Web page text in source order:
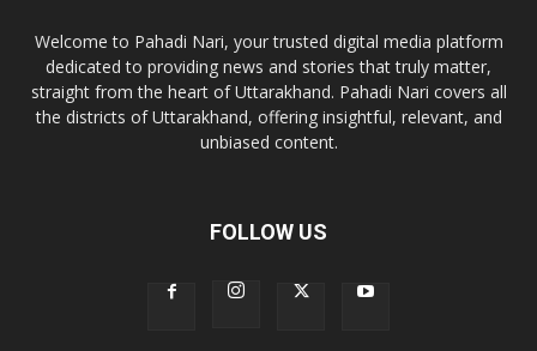
Welcome to Pahadi Nari, your trusted digital media platform
dedicated to providing news and stories that truly matter,
straight from the heart of Uttarakhand. Pahadi Nari covers all
the districts of Uttarakhand, offering insightful, relevant, and
unbiased content.
FOLLOW US